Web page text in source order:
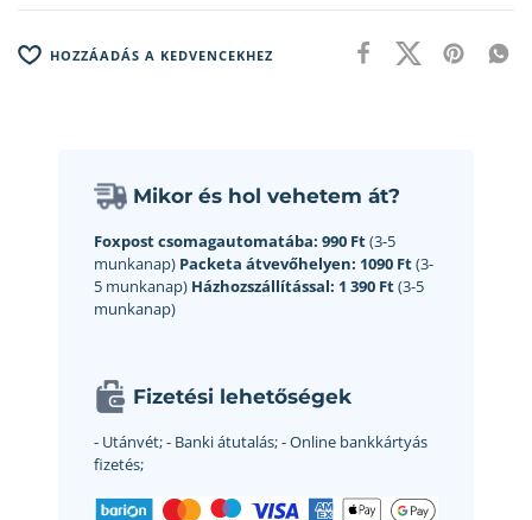
HOZZÁADÁS A KEDVENCEKHEZ
Mikor és hol vehetem át?
Foxpost csomagautomatába: 990 Ft(3-5
munkanap) Packeta átvevőhelyen: 1090 Ft(3-
5 munkanap) Házhozszállítással: 1 390 Ft(3-5
munkanap)
Fizetési lehetőségek
- Utánvét;- Banki átutalás;- Online bankkártyás
fizetés;